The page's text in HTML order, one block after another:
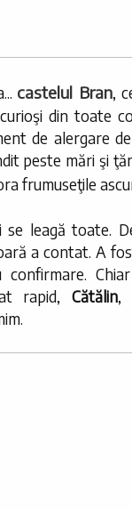
castelul Bran,
din toate
de alergare
peste mări şi
frumuseţile
se leagă toate.
a contat. A
confirmare.
rapid, Cătălin,